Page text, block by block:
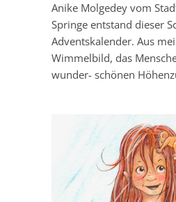
Anike Molgedey vom
Springe entstand dieser
Adventskalender. Aus
Wimmelbild, das
wunder- schönen